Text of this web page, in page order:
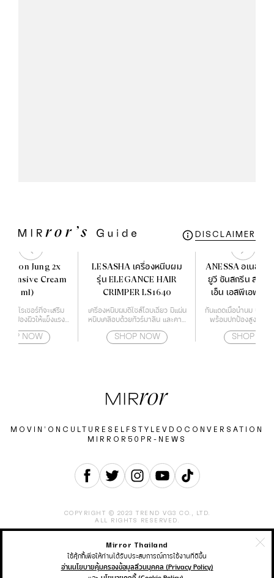
DISCLAIMER
Soon Jung 2x
Cream
(60 ml)
จอร์ไรเซอร์ที่จะเสริม
ะปกป้องผิวให้แข็งแรง
NOW
LESASHA เครื่องหนีบผม
รุ่น ELEGANCE HAIR
CRIMPER LS1640
เครื่องหนีบผมดีไซส์โฉบเฉี่ยว มีแผ่น
หนีบเคลือบด้วยทัวร์มาลีน และคามี
ความร้อนไม่ให้ผมแห้งจนเกินไป
SHOP NOW
ANESSA อเนสซ่า
ยูวี ซันสกรีน สกิน
เอ็น เอสพีเอฟ 50
กันแดดเนื้อน้ำนม บางเ
พร้อมปกป้องสูงสุดใน
SHOP
MOVIN’ON CULTURE SELF STYLE VDO CONVERSATION
MIRROR50 PR-NEWS
COPYRIGHT © 2023 TREND VG3 CO., LTD.
ALL RIGHTS RESERVED.
CAREERADVERTISEMENT
TERMS & CONDITION
PRIVACY POLICY
Mirror Thailand
ใช้คุ้กกี้เพื่อให้ท่านได้รับประสบการณ์การใช้งานที่ดีขึ้น
อ่านนโยบายคุ้มครองข้อมูลส่วนบุคคล (Privacy Policy)